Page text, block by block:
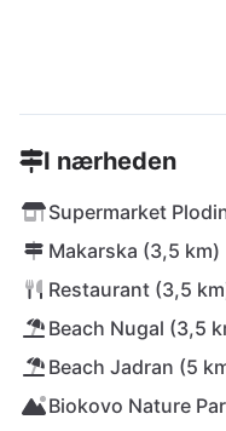
I nærheden
Supermarket
Makarska (3,5 km)
Restaurant (3,5
Beach Nugal (3,5
Beach Jadran (5
Biokovo Nature